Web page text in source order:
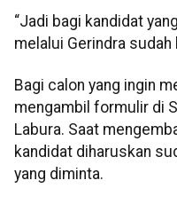
“Jadi bagi kandidat
melalui Gerindra sudah
Bagi calon yang ingin
mengambil formulir di
Labura. Saat
kandidat diharuskan
yang diminta.